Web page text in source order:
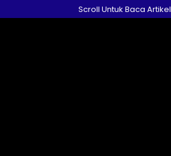
ke
Scroll Untuk Baca Artikel